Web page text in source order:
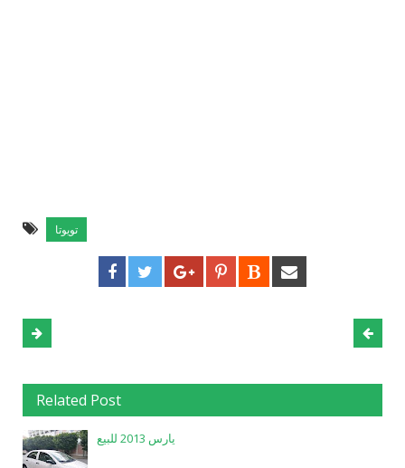
تويوتا
Related Post
يارس 2013 للبيع